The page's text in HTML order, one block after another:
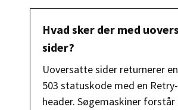
Hvad sker der med
sider?
Uoversatte sider returnerer
503 statuskode med en
header. Søgemaskiner